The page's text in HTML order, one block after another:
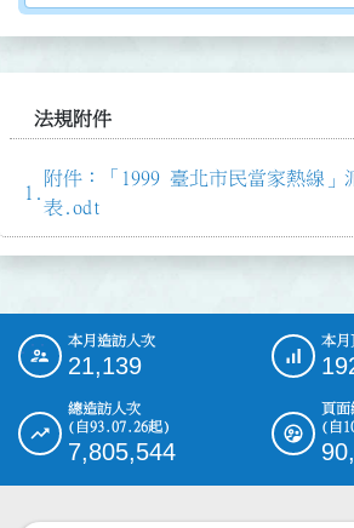
法規附件
附件：「1999 臺北市民當家熱線」
表.odt
::: 本月造訪人次
21,139
本月
總造訪人次
(自93.07.26起)
7,805,544
頁面
(自